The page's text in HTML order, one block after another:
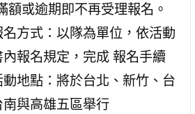
額或逾期即不再受理報名。
名方式：以隊為單位，依活動
內報名規定，完成 報名手續
動地點：將於台北、新竹、台
南與高雄五區舉行